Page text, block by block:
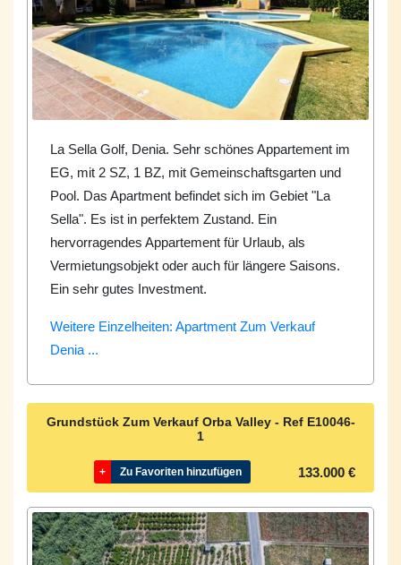
La Sella Golf, Denia. Sehr schönes Appartement im
EG, mit 2 SZ, 1 BZ, mit Gemeinschaftsgarten und
Pool. Das Apartment befindet sich im Gebiet "La
Sella". Es ist in perfektem Zustand. Ein
hervorragendes Appartement für Urlaub, als
Vermietungsobjekt oder auch für längere Saisons.
Ein sehr gutes Investment.
Weitere Einzelheiten: Apartment Zum Verkauf
Denia ...
Grundstück Zum Verkauf Orba Valley - Ref E10046-
1
+ Zu Favoriten hinzufügen 133.000 €